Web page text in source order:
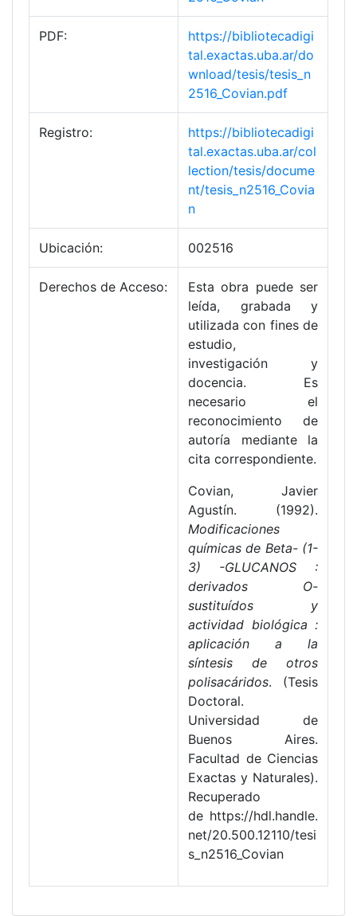
PDF:
https://bibliotecadigi
tal.exactas.uba.ar/do
wnload/tesis/tesis_n
2516_Covian.pdf
Registro:
https://bibliotecadigi
tal.exactas.uba.ar/col
lection/tesis/docume
nt/tesis_n2516_Covia
n
Ubicación: 002516
Derechos de Acceso:
Esta obra puede ser
leída, grabada y
utilizada con fines de
estudio,
investigación y
docencia. Es
necesario el
reconocimiento de
autoría mediante la
cita correspondiente.
Covian, Javier
Agustín. (1992).
Modificaciones
químicas de Beta- (1-
3) -GLUCANOS :
derivados O-
sustituídos y
actividad biológica :
aplicación a la
síntesis de otros
polisacáridos. (Tesis
Doctoral.
Universidad de
Buenos Aires.
Facultad de Ciencias
Exactas y Naturales).
Recuperado
de https://hdl.handle.
net/20.500.12110/tesi
s_n2516_Covian